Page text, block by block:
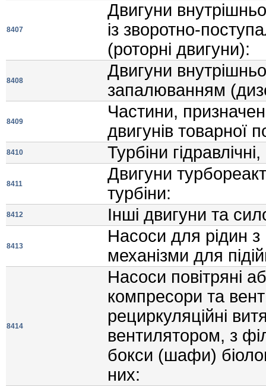
8407
Двигуни
iз зворотно-
(роторнi двигуни):
8408
Двигуни
запалюванням
8409
Частини,
двигунiв товарної
8410 Турбiни
8411
Двигуни
турбiни:
8412 Iншi двигуни та
8413
Насоси для рiдин з
механiзми для
8414
Насоси повiтрянi
компресори та
рециркуляцiйнi
вентилятором, з
бокси (шафи)
них: